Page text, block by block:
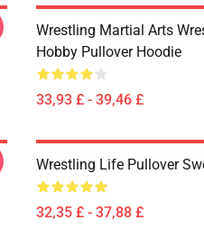
Wrestling Martial Arts
Hobby Pullover Hoodie
33,93 £ - 39,46 £
Wrestling Life Pullover
32,35 £ - 37,88 £